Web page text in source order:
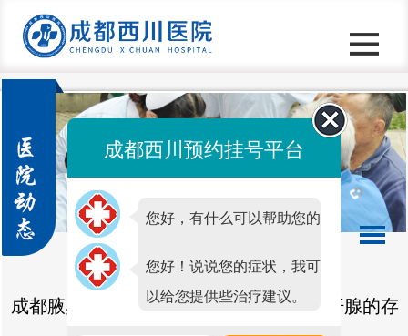
成都腋臭手术治疗医院,腋臭形成皆因大汗腺的存
成都西川预约挂号平台
您好，有什么可以帮助您的
吗？
您好！说说您的症状，我可
以给您提供些治疗建议。